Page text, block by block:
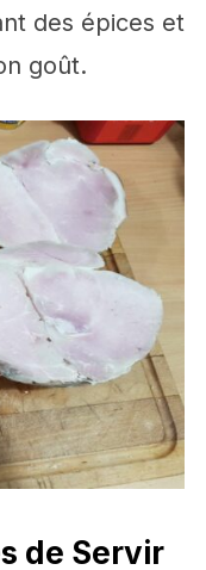
des épices et
goût.
de Servir